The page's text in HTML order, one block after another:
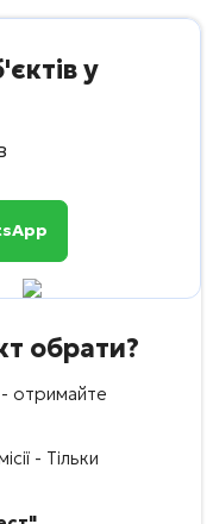
у
обрати?
- отримайте
- Тільки